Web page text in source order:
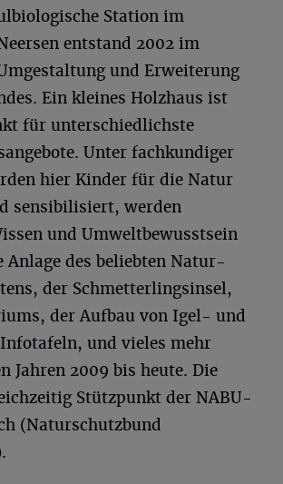
Station im
entstand 2002 im
und Erweiterung
Ein kleines Holzhaus ist
für unterschiedlichste
Unter fachkundiger
hier Kinder für die Natur
sensibilisiert, werden
und Umweltbewusstsein
Anlage des beliebten Natur-
der Schmetterlingsinsel,
der Aufbau von Igel- und
und vieles mehr
Jahren 2009 bis heute. Die
Stützpunkt der NABU-
(Naturschutzbund